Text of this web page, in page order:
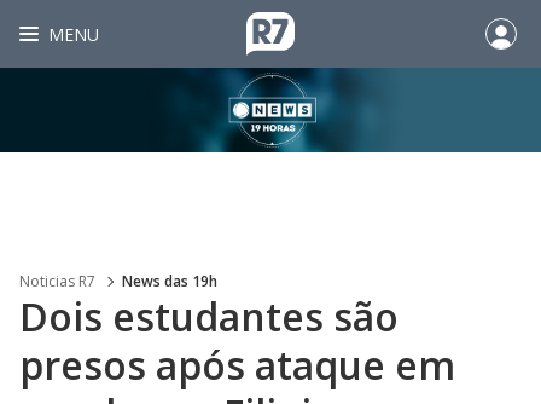
MENU
Noticias R7 News das 19h
Dois estudantes são
presos após ataque em